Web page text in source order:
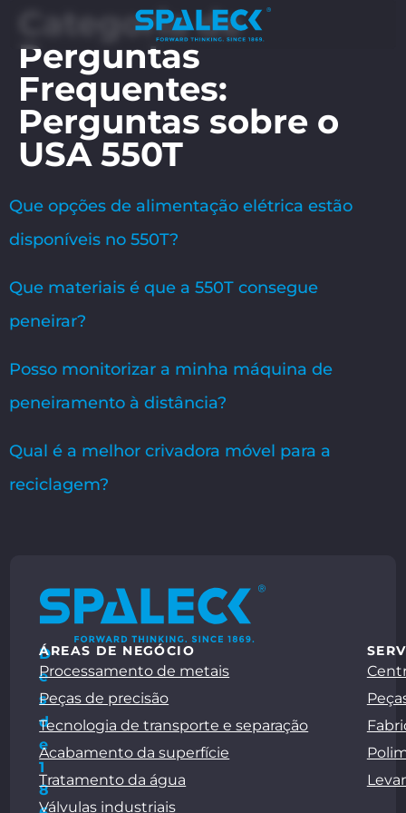
Categoria de
Perguntas
Frequentes:
Perguntas sobre o
USA 550T
Que opções de alimentação elétrica estão
disponíveis no 550T?
Que materiais é que a 550T consegue
peneirar?
Posso monitorizar a minha máquina de
peneiramento à distância?
Qual é a melhor crivadora móvel para a
reciclagem?
D
e
s
d
e
1
8
ÁREAS DE NEGÓCIO
Processamento de metais
Peças de precisão
Tecnologia de transporte e separação
Acabamento da superfície
Tratamento da água
Válvulas industriais